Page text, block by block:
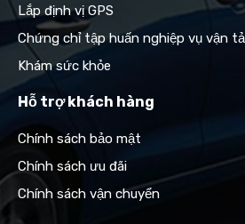
Lắp định vị GPS
Chứng chỉ tập huấn nghiệp vụ vận
Khám sức khỏe
Hỗ trợ khách hàng
Chính sách bảo mật
Chính sách ưu đãi
Chính sách vận chuyển